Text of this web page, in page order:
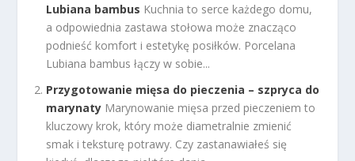
Lubiana bambus Kuchnia to serce każdego domu,
a odpowiednia zastawa stołowa może znacząco
podnieść komfort i estetykę posiłków. Porcelana
Lubiana bambus łączy w sobie...
Przygotowanie mięsa do pieczenia – szpryca do
marynaty Marynowanie mięsa przed pieczeniem to
kluczowy krok, który może diametralnie zmienić
smak i teksturę potrawy. Czy zastanawiałeś się